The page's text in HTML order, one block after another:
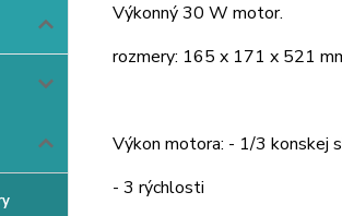
Výkonný 30 W motor.
rozmery: 165 x 171 x 521
Výkon motora: - 1/3 konskej
- 3 rýchlosti